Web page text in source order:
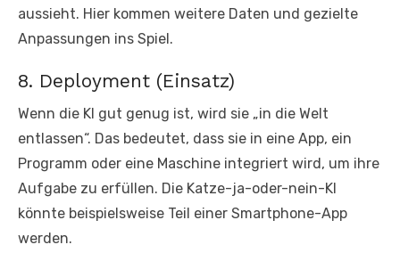
aussieht. Hier kommen weitere Daten und gezielte
Anpassungen ins Spiel.
8. Deployment (Einsatz)
Wenn die KI gut genug ist, wird sie „in die Welt
entlassen“. Das bedeutet, dass sie in eine App, ein
Programm oder eine Maschine integriert wird, um ihre
Aufgabe zu erfüllen. Die Katze-ja-oder-nein-KI
könnte beispielsweise Teil einer Smartphone-App
werden.